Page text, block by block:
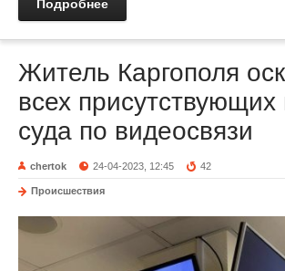
Подробнее
Житель Каргополя
всех присутствующих
суда по видеосвязи
chertok 24-04-2023, 12:45 42
Происшествия